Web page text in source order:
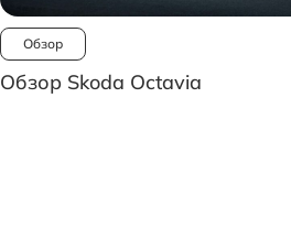
Обзор
Обзор Skoda Octavia